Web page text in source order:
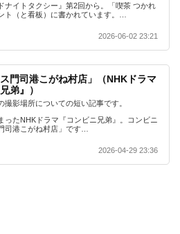
ナイトタクシー』第2回から。「喫茶 つかれ
ト（と看板）に書かれています。…
2026-06-02 23:21
ス門司港こがね村店」（NHKドラマ
弟』）
撮影場所についての短い記事です。
ったNHKドラマ『コンビニ兄弟』。コンビニ
司港こがね村店」です…
2026-04-29 23:36